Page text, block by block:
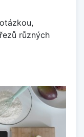
různých